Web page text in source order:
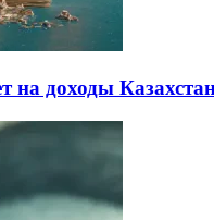
на доходы